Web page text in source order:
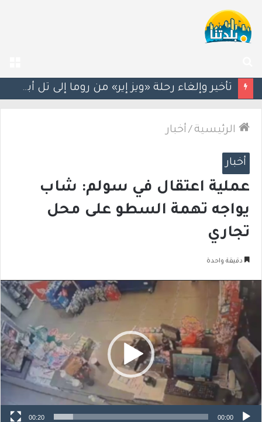
عن
سيغالوفيتش يستقيل من الكنيست.. وتقارير عن اتصالات مع القائمة العربية الموحدة
الرئيسية / أخبار
أخبار
عملية اعتقال في سولم: شاب
يواجه تهمة السطو على محل
تجاري
دقيقة واحدة
مشغل
الفيديو
00:00
00:20